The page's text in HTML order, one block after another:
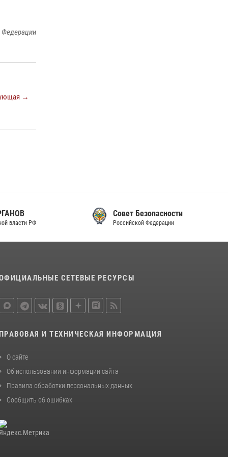
Федерации
→
Совет Безопасности
Российской Федерации
СЕТЕВЫЕ РЕСУРСЫ
ПРАВОВАЯ И ТЕХНИЧЕСКАЯ ИНФОРМАЦИЯ
О сайте
Об использовании информации сайта
Правила обработки персональных данных
Сообщить об ошибках